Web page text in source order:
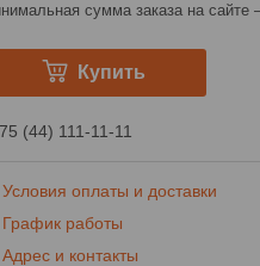
сумма заказа на сайте
Купить
(44) 111-11-11
Условия оплаты и доставки
График работы
Адрес и контакты